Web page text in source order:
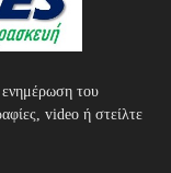
ενημέρωση του
video ή στείλτε